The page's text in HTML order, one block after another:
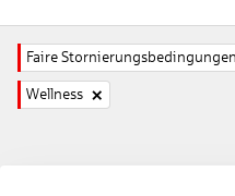
Faire Stornierungsbedingungen
Wellness